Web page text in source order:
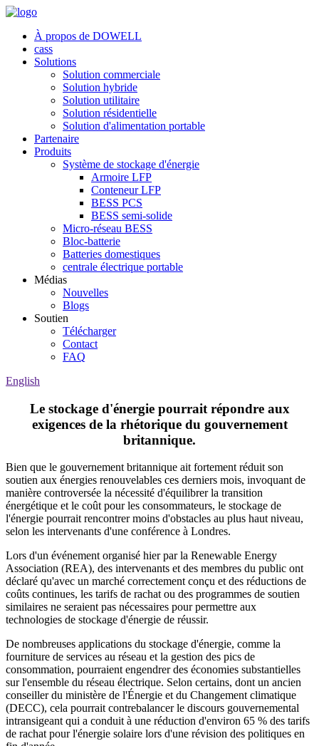
À propos de DOWELL
cass
Solutions
Solution commerciale
Solution hybride
Solution utilitaire
Solution résidentielle
Solution d'alimentation portable
Partenaire
Produits
Système de stockage d'énergie
Armoire LFP
Conteneur LFP
BESS PCS
BESS semi-solide
Micro-réseau BESS
Bloc-batterie
Batteries domestiques
centrale électrique portable
Médias
Nouvelles
Blogs
Soutien
Télécharger
Contact
FAQ
English
Le stockage d'énergie pourrait répondre aux
exigences de la rhétorique du gouvernement
britannique.
Bien que le gouvernement britannique ait fortement réduit son
soutien aux énergies renouvelables ces derniers mois, invoquant de
manière controversée la nécessité d'équilibrer la transition
énergétique et le coût pour les consommateurs, le stockage de
l'énergie pourrait rencontrer moins d'obstacles au plus haut niveau,
selon les intervenants d'une conférence à Londres.
Lors d'un événement organisé hier par la Renewable Energy
Association (REA), des intervenants et des membres du public ont
déclaré qu'avec un marché correctement conçu et des réductions de
coûts continues, les tarifs de rachat ou des programmes de soutien
similaires ne seraient pas nécessaires pour permettre aux
technologies de stockage d'énergie de réussir.
De nombreuses applications du stockage d'énergie, comme la
fourniture de services au réseau et la gestion des pics de
consommation, pourraient engendrer des économies substantielles
sur l'ensemble du réseau électrique. Selon certains, dont un ancien
conseiller du ministère de l'Énergie et du Changement climatique
(DECC), cela pourrait contrebalancer le discours gouvernemental
intransigeant qui a conduit à une réduction d'environ 65 % des tarifs
de rachat pour l'énergie solaire lors d'une révision des politiques en